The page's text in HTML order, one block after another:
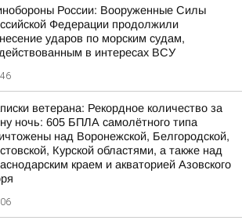
России: Вооруженные Силы
Федерации продолжили
ударов по морским судам,
в интересах ВСУ
ветерана: Рекордное количество за
ночь: 605 БПЛА самолётного типа
над Воронежской, Белгородской,
Курской областями, а также над
краем и акваторией Азовского